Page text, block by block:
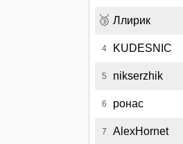
🥉 Ллирик
4 KUDESNIC
5 nikserzhik
6 ронас
7 AlexHornet